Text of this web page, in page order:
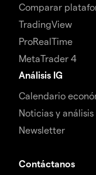
Comparar
TradingView
ProRealTime
MetaTrader 4
Análisis IG
Calendario
Noticias y análisis
Newsletter
Contáctanos